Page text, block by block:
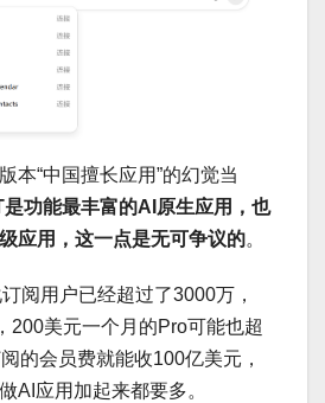
本“中国擅长应用”的幻觉当
是功能最丰富的AI原生应用，也
应用，这一点是无可争议的。
阅用户已经超过了3000万，
200美元一个月的Pro可能也超
的会员费就能收100亿美元，
AI应用加起来都要多。